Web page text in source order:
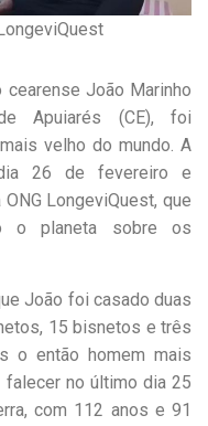
João Marinho
Apuiarés (CE), foi
velho do mundo. A
26 de fevereiro e
LongeviQuest, que
o planeta sobre os
João foi casado duas
15 bisnetos e três
o então homem mais
falecer no último dia 25
com 112 anos e 91